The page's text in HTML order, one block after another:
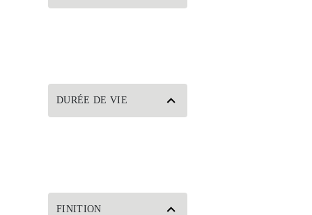
DURÉE DE VIE
FINITION